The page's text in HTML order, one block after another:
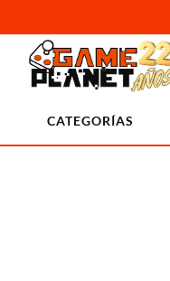
CATEGORÍAS